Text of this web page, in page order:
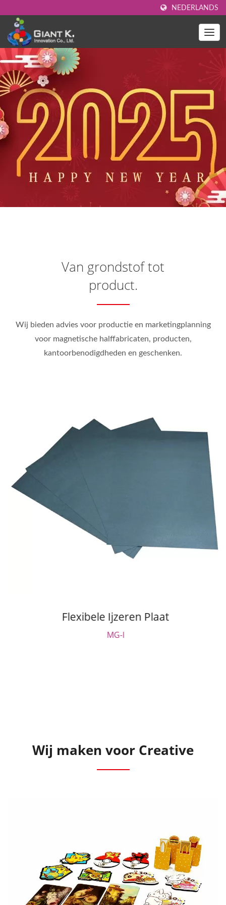
NEDERLANDS
Van grondstof tot
product.
Wij bieden advies voor productie en marketingplanning
voor magnetische halffabricaten, producten,
kantoorbenodigdheden en geschenken.
Flexibele Ijzeren Plaat
MG-I
Wij maken voor Creative